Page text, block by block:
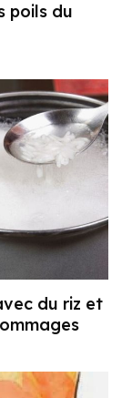
poils du
du riz et